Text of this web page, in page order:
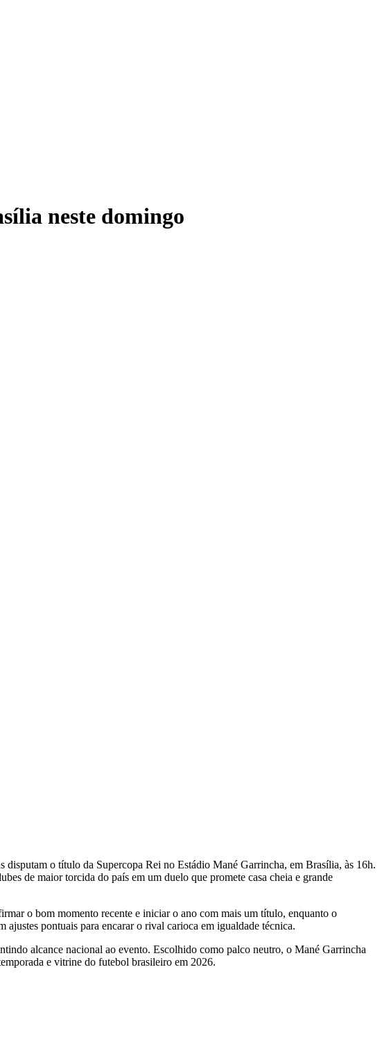
neste domingo
o título da Supercopa Rei no Estádio Mané Garrincha, em Brasília, às 16h.
de maior torcida do país em um duelo que promete casa cheia e grande
o bom momento recente e iniciar o ano com mais um título, enquanto o
pontuais para encarar o rival carioca em igualdade técnica.
alcance nacional ao evento. Escolhido como palco neutro, o Mané Garrincha
e vitrine do futebol brasileiro em 2026.